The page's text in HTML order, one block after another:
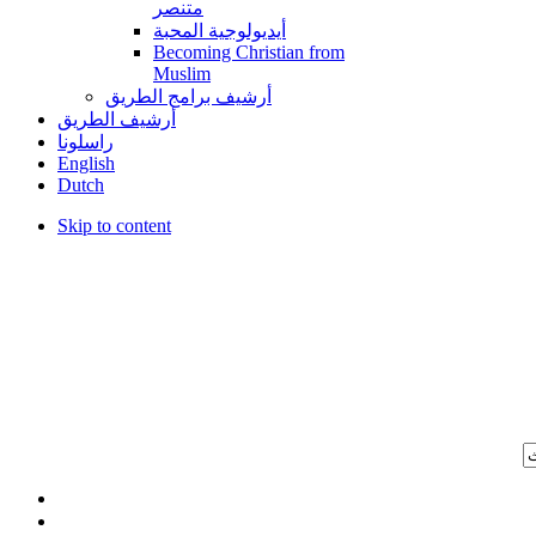
متنصر
أيديولوجية المحبة
Becoming Christian from
Muslim
أرشيف برامج الطريق
أرشيف الطريق
راسلونا
English
Dutch
Skip to content